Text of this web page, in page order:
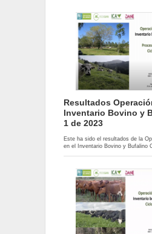
Resultados
Inventario Bovino y
1 de 2023
Este ha sido el resultados de la
en el Inventario Bovino y Bufalino